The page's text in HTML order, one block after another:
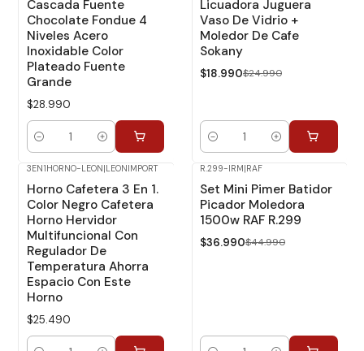
Cascada Fuente
Chocolate Fondue 4
Niveles Acero
Inoxidable Color
Plateado Fuente
Grande
$28.990
Cantidad
Licuadora Juguera
Vaso De Vidrio +
Moledor De Cafe
Sokany
$18.990$24.990
Cantidad
3EN1HORNO-LEON|LEONIMPORT
Horno Cafetera 3 En 1.
Color Negro Cafetera
Horno Hervidor
Multifuncional Con
Regulador De
Temperatura Ahorra
Espacio Con Este
Horno
$25.490
R.299-IRM|RAF
Set Mini Pimer Batidor
Picador Moledora
1500w RAF R.299
$36.990$44.990